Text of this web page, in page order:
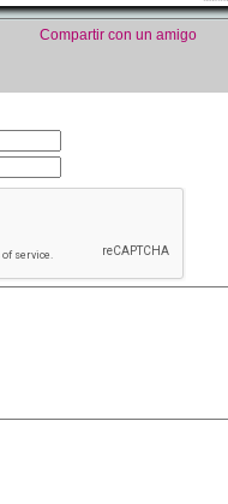
Compartir con un amigo